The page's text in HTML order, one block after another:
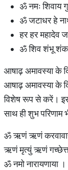
ॐ नमः शिवाय
ॐ जटाधर हे
हर हर महादेव
ॐ शिव शंभू
आषाढ़ अमावस्या के
आषाढ़ अमावस्या के
विशेष रूप से करें।
साथ ही शुभ परिणाम
ॐ ऋणं ऋणं
ऋणं मृत्युं ऋणं
ॐ नमो नारायणाया ।